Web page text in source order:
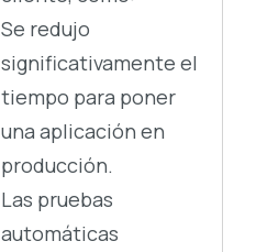
Se redujo
significativamente el
tiempo para poner
una aplicación en
producción.
Las pruebas
automáticas